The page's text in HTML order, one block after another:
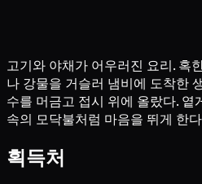
고기와 야채가 어우러진 요리. 혹
나 강물을 거슬러 냄비에 도착한
수를 머금고 접시 위에 올랐다.
속의 모닥불처럼 마음을 뛰게 한다
획득처